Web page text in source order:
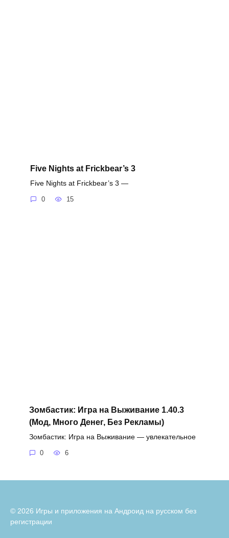
Five Nights at Frickbear’s 3
Five Nights at Frickbear’s 3 —
0 15
Зомбастик: Игра на Выживание 1.40.3
(Мод, Много Денег, Без Рекламы)
Зомбастик: Игра на Выживание — увлекательное
0 6
© 2026 Игры и приложения на Андроид на русском без
регистрации